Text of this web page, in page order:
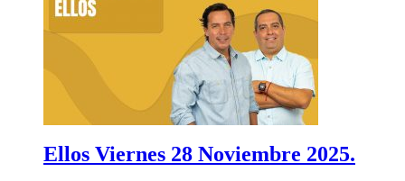
Ellos Viernes 28 Noviembre 2025.